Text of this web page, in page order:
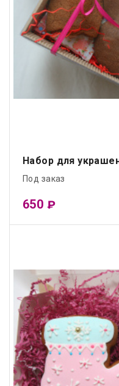
Набор для
Под заказ
650 ₽